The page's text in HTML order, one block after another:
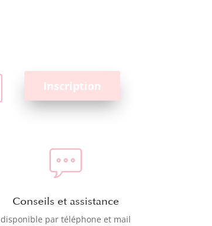
Conseils et assistance
disponible par téléphone et mail